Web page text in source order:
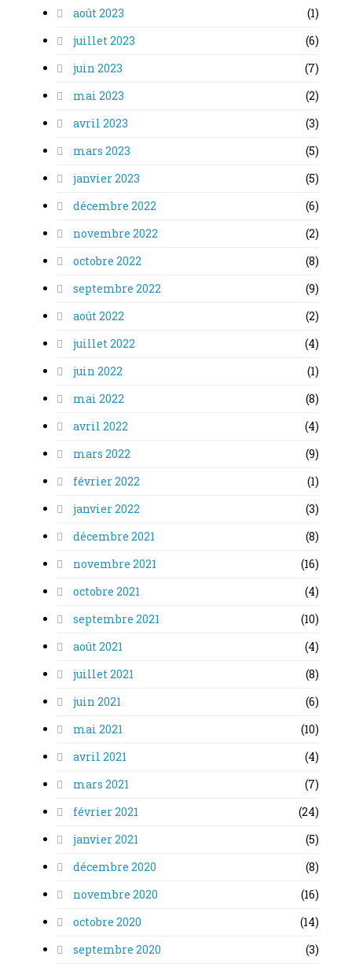
août 2023
(1)
juillet 2023
(6)
juin 2023
(7)
mai 2023
(2)
avril 2023
(3)
mars 2023
(5)
janvier 2023
(5)
décembre 2022
(6)
novembre 2022
(2)
octobre 2022
(8)
septembre 2022
(9)
août 2022
(2)
juillet 2022
(4)
juin 2022
(1)
mai 2022
(8)
avril 2022
(4)
mars 2022
(9)
février 2022
(1)
janvier 2022
(3)
décembre 2021
(8)
novembre 2021
(16)
octobre 2021
(4)
septembre 2021
(10)
août 2021
(4)
juillet 2021
(8)
juin 2021
(6)
mai 2021
(10)
avril 2021
(4)
mars 2021
(7)
février 2021
(24)
janvier 2021
(5)
décembre 2020
(8)
novembre 2020
(16)
octobre 2020
(14)
septembre 2020
(3)